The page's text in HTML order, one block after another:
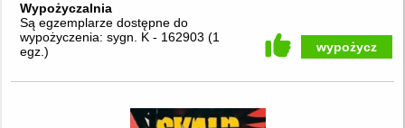
Wypożyczalnia
Są egzemplarze dostępne do
wypożyczenia: sygn. K - 162903 (1
egz.) wypożycz